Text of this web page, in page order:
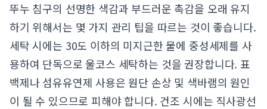
뚜누 침구의 선명한 색감과 부드러운 촉감을 오래 유지
하기 위해서는 몇 가지 관리 팁을 따르는 것이 좋습니다.
세탁 시에는 30도 이하의 미지근한 물에 중성세제를 사
용하여 단독으로 울코스 세탁하는 것을 권장합니다. 표
백제나 섬유유연제 사용은 원단 손상 및 색바램의 원인
이 될 수 있으므로 피해야 합니다. 건조 시에는 직사광선